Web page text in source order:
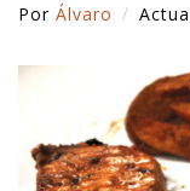
Por Álvaro